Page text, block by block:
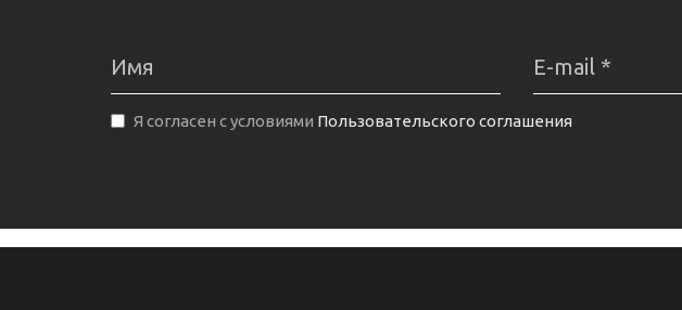
Я согласен с условиями Пользовательского соглашения